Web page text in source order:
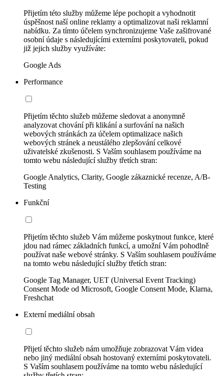
Přijetím této služby můžeme lépe pochopit a vyhodnotit
úspěšnost naší online reklamy a optimalizovat naši reklamní
nabídku. Za tímto účelem synchronizujeme Vaše zašifrované
osobní údaje s následujícími externími poskytovateli, pokud
již jejich služby využíváte:
Google Ads
Performance
Přijetím těchto služeb můžeme sledovat a anonymně
analyzovat chování při klikání a surfování na našich
webových stránkách za účelem optimalizace našich
webových stránek a neustálého zlepšování celkové
uživatelské zkušenosti. S Vaším souhlasem používáme na
tomto webu následující služby třetích stran:
Google Analytics, Clarity, Google zákaznické recenze, A/B-
Testing
Funkční
Přijetím těchto služeb Vám můžeme poskytnout funkce, které
jdou nad rámec základních funkcí, a umožní Vám pohodlně
používat naše webové stránky. S Vaším souhlasem používáme
na tomto webu následující služby třetích stran:
Google Tag Manager, UET (Universal Event Tracking)
Consent Mode od Microsoft, Google Consent Mode, Klarna,
Freshchat
Externí mediální obsah
Přijetí těchto služeb nám umožňuje zobrazovat Vám videa
nebo jiný mediální obsah hostovaný externími poskytovateli.
S Vaším souhlasem používáme na tomto webu následující